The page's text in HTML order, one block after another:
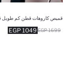
1049 EGP 1699 EGP